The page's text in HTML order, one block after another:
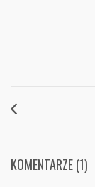
KOMENTARZE (1)